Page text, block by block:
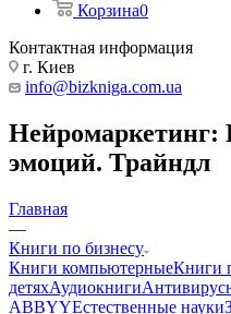
Корзина0
Контактная информация
г. Киев
info@bizkniga.com.ua
Нейромаркетинг:
эмоций. Трайндл
Главная
—
Книги по бизнесу
Книги компьютерныеКниги
детяхАудиокниги
ABBYYЕстественные науки